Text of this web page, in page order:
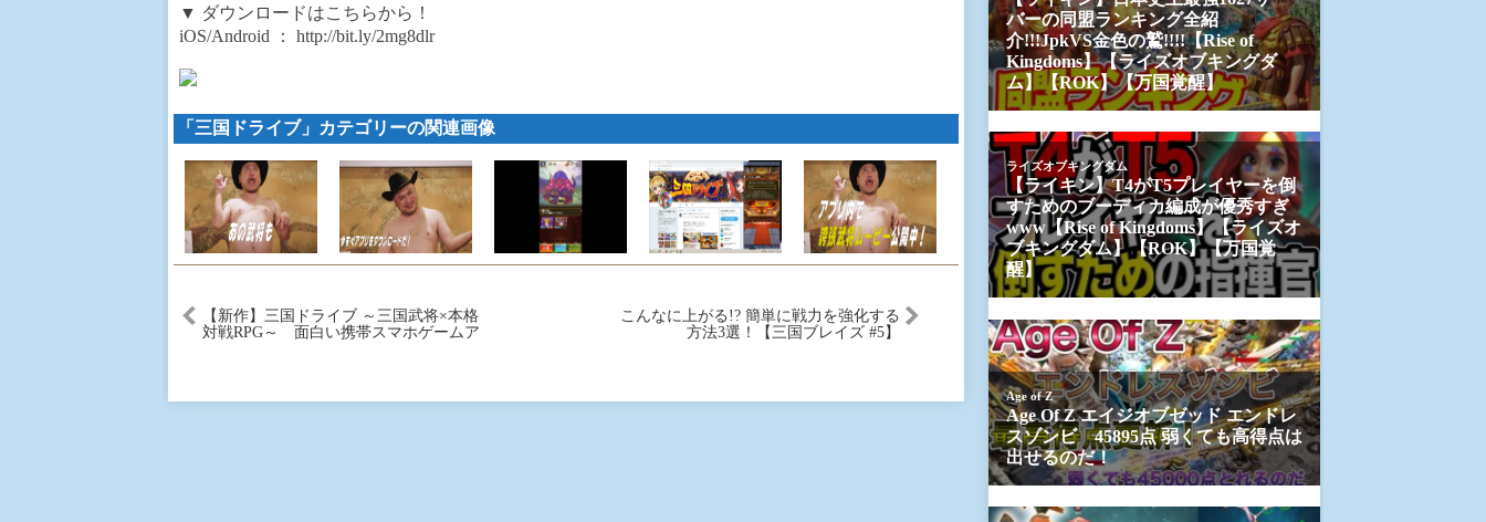
▼ ダウンロードはこちらから！
iOS/Android ： http://bit.ly/2mg8dlr
「三国ドライブ」カテゴリーの関連画像
【新作】三国ドライブ ～三国武将×本格
対戦RPG～ 面白い携帯スマホゲームア
こんなに上がる!? 簡単に戦力を強化する
方法3選！【三国ブレイズ #5】